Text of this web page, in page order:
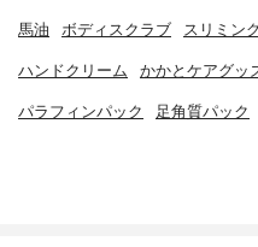
馬油 ボディスクラブ スリミン
ハンドクリーム かかとケアグッ
パラフィンパック 足角質パック